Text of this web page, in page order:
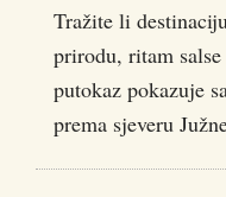
Tražite li
prirodu, ritam
putokaz pokazuje
prema sjeveru